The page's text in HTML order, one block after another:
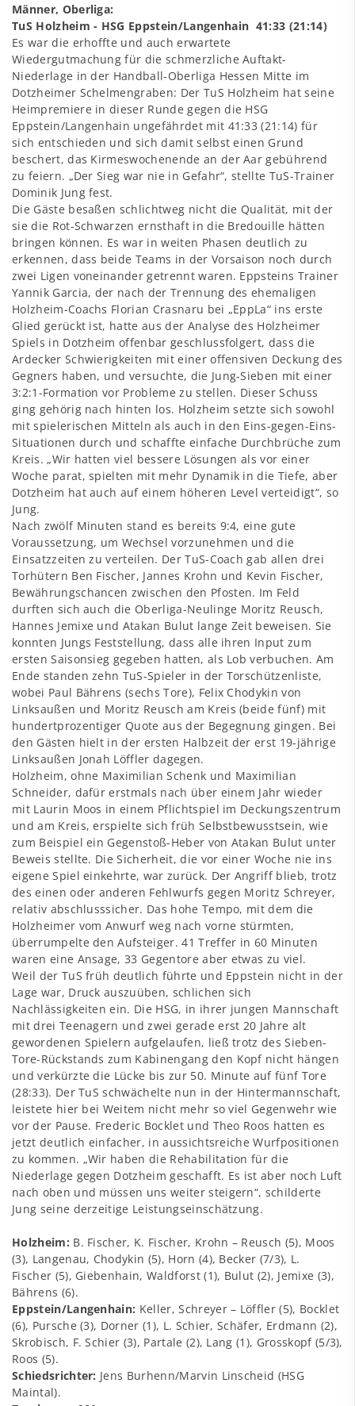
Männer, Oberliga:
TuS Holzheim - HSG Eppstein/Langenhain 41:33 (21:14)
Es war die erhoffte und auch erwartete
Wiedergutmachung für die schmerzliche Auftakt-
Niederlage in der Handball-Oberliga Hessen Mitte im
Dotzheimer Schelmengraben: Der TuS Holzheim hat seine
Heimpremiere in dieser Runde gegen die HSG
Eppstein/Langenhain ungefährdet mit 41:33 (21:14) für
sich entschieden und sich damit selbst einen Grund
beschert, das Kirmeswochenende an der Aar gebührend
zu feiern. „Der Sieg war nie in Gefahr“, stellte TuS-Trainer
Dominik Jung fest.
Die Gäste besaßen schlichtweg nicht die Qualität, mit der
sie die Rot-Schwarzen ernsthaft in die Bredouille hätten
bringen können. Es war in weiten Phasen deutlich zu
erkennen, dass beide Teams in der Vorsaison noch durch
zwei Ligen voneinander getrennt waren. Eppsteins Trainer
Yannik Garcia, der nach der Trennung des ehemaligen
Holzheim-Coachs Florian Crasnaru bei „EppLa“ ins erste
Glied gerückt ist, hatte aus der Analyse des Holzheimer
Spiels in Dotzheim offenbar geschlussfolgert, dass die
Ardecker Schwierigkeiten mit einer offensiven Deckung des
Gegners haben, und versuchte, die Jung-Sieben mit einer
3:2:1-Formation vor Probleme zu stellen. Dieser Schuss
ging gehörig nach hinten los. Holzheim setzte sich sowohl
mit spielerischen Mitteln als auch in den Eins-gegen-Eins-
Situationen durch und schaffte einfache Durchbrüche zum
Kreis. „Wir hatten viel bessere Lösungen als vor einer
Woche parat, spielten mit mehr Dynamik in die Tiefe, aber
Dotzheim hat auch auf einem höheren Level verteidigt“, so
Jung.
Nach zwölf Minuten stand es bereits 9:4, eine gute
Voraussetzung, um Wechsel vorzunehmen und die
Einsatzzeiten zu verteilen. Der TuS-Coach gab allen drei
Torhütern Ben Fischer, Jannes Krohn und Kevin Fischer,
Bewährungschancen zwischen den Pfosten. Im Feld
durften sich auch die Oberliga-Neulinge Moritz Reusch,
Hannes Jemixe und Atakan Bulut lange Zeit beweisen. Sie
konnten Jungs Feststellung, dass alle ihren Input zum
ersten Saisonsieg gegeben hatten, als Lob verbuchen. Am
Ende standen zehn TuS-Spieler in der Torschützenliste,
wobei Paul Bährens (sechs Tore), Felix Chodykin von
Linksaußen und Moritz Reusch am Kreis (beide fünf) mit
hundertprozentiger Quote aus der Begegnung gingen. Bei
den Gästen hielt in der ersten Halbzeit der erst 19-jährige
Linksaußen Jonah Löffler dagegen.
Holzheim, ohne Maximilian Schenk und Maximilian
Schneider, dafür erstmals nach über einem Jahr wieder
mit Laurin Moos in einem Pflichtspiel im Deckungszentrum
und am Kreis, erspielte sich früh Selbstbewusstsein, wie
zum Beispiel ein Gegenstoß-Heber von Atakan Bulut unter
Beweis stellte. Die Sicherheit, die vor einer Woche nie ins
eigene Spiel einkehrte, war zurück. Der Angriff blieb, trotz
des einen oder anderen Fehlwurfs gegen Moritz Schreyer,
relativ abschlusssicher. Das hohe Tempo, mit dem die
Holzheimer vom Anwurf weg nach vorne stürmten,
überrumpelte den Aufsteiger. 41 Treffer in 60 Minuten
waren eine Ansage, 33 Gegentore aber etwas zu viel.
Weil der TuS früh deutlich führte und Eppstein nicht in der
Lage war, Druck auszuüben, schlichen sich
Nachlässigkeiten ein. Die HSG, in ihrer jungen Mannschaft
mit drei Teenagern und zwei gerade erst 20 Jahre alt
gewordenen Spielern aufgelaufen, ließ trotz des Sieben-
Tore-Rückstands zum Kabinengang den Kopf nicht hängen
und verkürzte die Lücke bis zur 50. Minute auf fünf Tore
(28:33). Der TuS schwächelte nun in der Hintermannschaft,
leistete hier bei Weitem nicht mehr so viel Gegenwehr wie
vor der Pause. Frederic Bocklet und Theo Roos hatten es
jetzt deutlich einfacher, in aussichtsreiche Wurfpositionen
zu kommen. „Wir haben die Rehabilitation für die
Niederlage gegen Dotzheim geschafft. Es ist aber noch Luft
nach oben und müssen uns weiter steigern“, schilderte
Jung seine derzeitige Leistungseinschätzung.
Holzheim: B. Fischer, K. Fischer, Krohn – Reusch (5), Moos
(3), Langenau, Chodykin (5), Horn (4), Becker (7/3), L.
Fischer (5), Giebenhain, Waldforst (1), Bulut (2), Jemixe (3),
Bährens (6).
Eppstein/Langenhain: Keller, Schreyer – Löffler (5), Bocklet
(6), Pursche (3), Dorner (1), L. Schier, Schäfer, Erdmann (2),
Skrobisch, F. Schier (3), Partale (2), Lang (1), Grosskopf (5/3),
Roos (5).
Schiedsrichter: Jens Burhenn/Marvin Linscheid (HSG
Maintal).